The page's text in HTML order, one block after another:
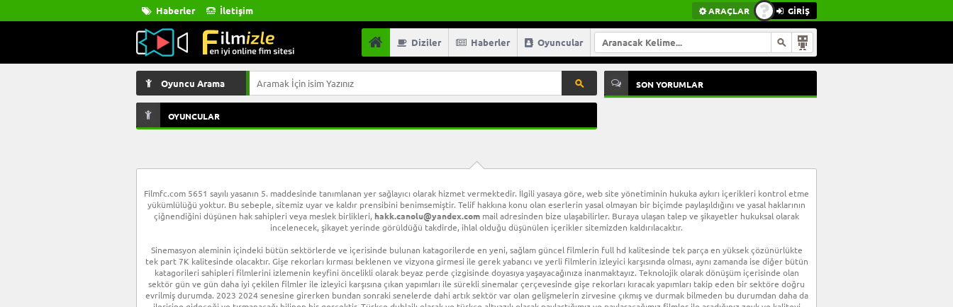
Haberler İletişim ARAÇLAR GİRİŞ
Diziler Haberler Oyuncular
Oyuncu Arama
OYUNCULAR
SON YORUMLAR
Filmfc.com 5651 sayılı yasanın 5. maddesinde tanımlanan yer sağlayıcı olarak hizmet vermektedir. İlgili yasaya göre, web site yönetiminin hukuka aykırı içerikleri kontrol etme
yükümlülüğü yoktur. Bu sebeple, sitemiz uyar ve kaldır prensibini benimsemiştir. Telif hakkına konu olan eserlerin yasal olmayan bir biçimde paylaşıldığını ve yasal haklarının
çiğnendiğini düşünen hak sahipleri veya meslek birlikleri, hakk.canolu@yandex.com mail adresinden bize ulaşabilirler. Buraya ulaşan talep ve şikayetler hukuksal olarak
incelenecek, şikayet yerinde görüldüğü takdirde, ihlal olduğu düşünülen içerikler sitemizden kaldırılacaktır.
Sinemasyon aleminin içindeki bütün sektörlerde ve içerisinde bulunan katagorilerde en yeni, sağlam güncel filmlerin full hd kalitesinde tek parça en yüksek çözünürlükte
tek part 7K kalitesinde olacaktır. Gişe rekorları kırması beklenen ve vizyona girmesi ile gerek yabancı ve yerli filmlerin izleyici karşısında olması, aynı zamanda ise diğer bütün
katagorileri sahipleri filmlerini izlemenin keyfini öncelikli olarak beyaz perde çizgisinde doyasıya yaşayacağınıza inanmaktayız. Teknolojik olarak dönüşüm içerisinde olan
sektör gün ve gün daha iyi çekilen filmler ile izleyici karşısına çıkan yapımları ile sürekli sinemalar çerçevesinde gişe rekorları kıracak yapımları takip eden bir sektöre doğru
evrilmiş durumda. 2023 2024 senesine girerken bundan sonraki senelerde dahi artık sektör var olan gelişmelerin zirvesine çıkmış ve durmak bilmeden bu durumdan daha da